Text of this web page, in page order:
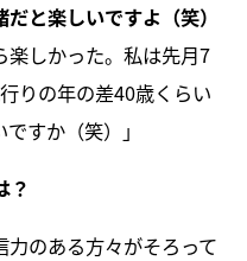
と楽しいですよ（笑）
楽しかった。私は先月7
りの年の差40歳くらい
すか（笑）」
？
力のある方々がそろって